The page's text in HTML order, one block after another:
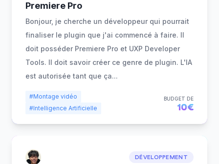
Premiere Pro
Bonjour, je cherche un développeur qui pourrait
finaliser le plugin que j'ai commencé à faire. Il
doit posséder Premiere Pro et UXP Developer
Tools. Il doit savoir créer ce genre de plugin. L'IA
est autorisée tant que ça...
#Montage vidéo
#Intelligence Artificielle
BUDGET DE
10€
DÉVELOPPEMENT